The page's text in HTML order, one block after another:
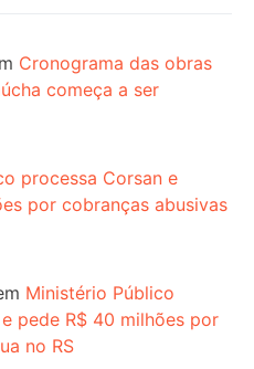
Cronograma das obras
começa a ser
processa Corsan e
por cobranças abusivas
Ministério Público
pede R$ 40 milhões por
no RS